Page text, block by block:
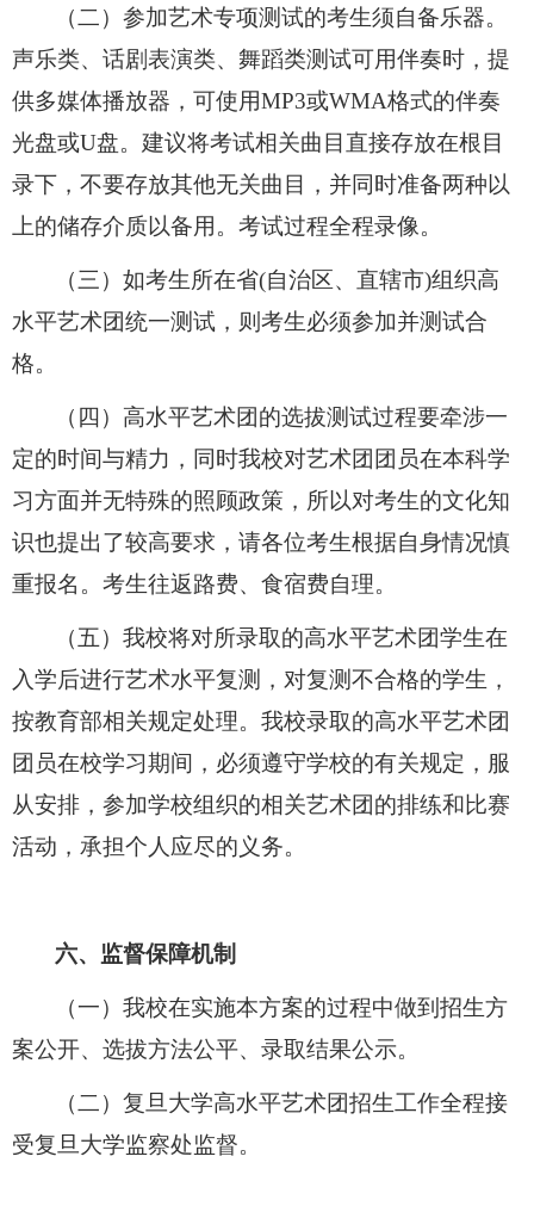
（二）参加艺术专项测试的考生须自备乐器。
声乐类、话剧表演类、舞蹈类测试可用伴奏时，提
供多媒体播放器，可使用MP3或WMA格式的伴奏
光盘或U盘。建议将考试相关曲目直接存放在根目
录下，不要存放其他无关曲目，并同时准备两种以
上的储存介质以备用。考试过程全程录像。
（三）如考生所在省(自治区、直辖市)组织高
水平艺术团统一测试，则考生必须参加并测试合
格。
（四）高水平艺术团的选拔测试过程要牵涉一
定的时间与精力，同时我校对艺术团团员在本科学
习方面并无特殊的照顾政策，所以对考生的文化知
识也提出了较高要求，请各位考生根据自身情况慎
重报名。考生往返路费、食宿费自理。
（五）我校将对所录取的高水平艺术团学生在
入学后进行艺术水平复测，对复测不合格的学生，
按教育部相关规定处理。我校录取的高水平艺术团
团员在校学习期间，必须遵守学校的有关规定，服
从安排，参加学校组织的相关艺术团的排练和比赛
活动，承担个人应尽的义务。
六、监督保障机制
（一）我校在实施本方案的过程中做到招生方
案公开、选拔方法公平、录取结果公示。
（二）复旦大学高水平艺术团招生工作全程接
受复旦大学监察处监督。